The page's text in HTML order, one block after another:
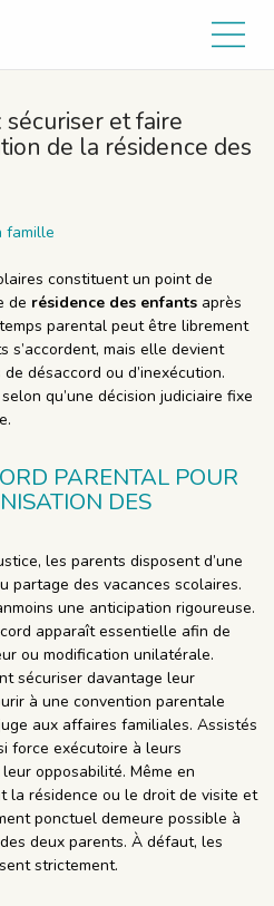
sécuriser et faire
de la résidence des
famille
constituent un point de
de résidence des enfants après
parental peut être librement
s’accordent, mais elle devient
désaccord ou d’inexécution.
qu’une décision judiciaire fixe
PARENTAL POUR
DES
les parents disposent d’une
partage des vacances scolaires.
une anticipation rigoureuse.
apparaît essentielle afin de
ou modification unilatérale.
sécuriser davantage leur
à une convention parentale
aux affaires familiales. Assistés
force exécutoire à leurs
opposabilité. Même en
la résidence ou le droit de visite et
ponctuel demeure possible à
deux parents. À défaut, les
strictement.